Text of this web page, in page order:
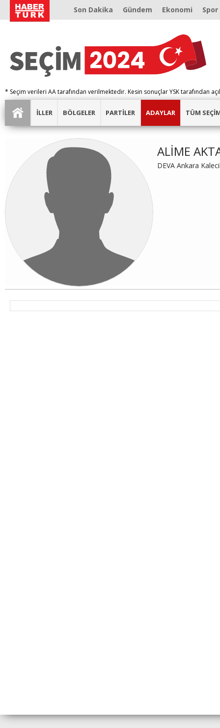
Son Dakika Gündem Ekonomi Spor
* Seçim verileri AA tarafından verilmektedir. Kesin sonuçlar YSK tarafından
İLLER BÖLGELER PARTİLER ADAYLAR TÜM
ALİME
DEVA Ankara